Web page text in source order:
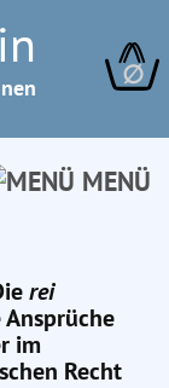
∅
MENÜ
rei
im
Recht